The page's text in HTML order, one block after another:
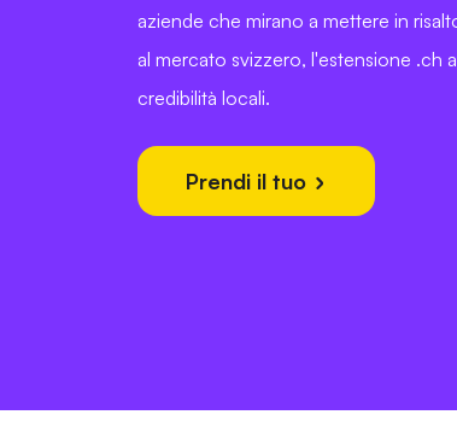
aziende che mirano a mettere in
al mercato svizzero, l'estensione .ch
credibilità locali.
Prendi il tuo